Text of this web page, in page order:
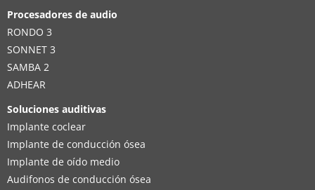
Procesadores de audio
RONDO 3
SONNET 3
SAMBA 2
ADHEAR
Soluciones auditivas
Implante coclear
Implante de conducción ósea
Implante de oído medio
Audifonos de conducción ósea